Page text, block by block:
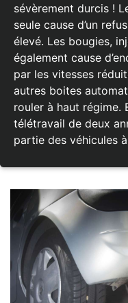
sévèrement durcis !
seule cause d’un
élevé. Les bougies,
également cause
par les vitesses
autres boites
rouler à haut régime.
télétravail de deux
partie des véhicules